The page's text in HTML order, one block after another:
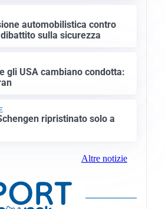
automobilistica contro
sulla sicurezza
gli USA cambiano condotta:
ripristinato solo a
Altre notizie